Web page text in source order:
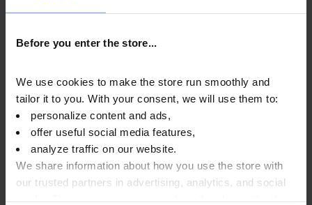
Before you enter the store...
We use cookies to make the store run smoothly and
tailor it to you. With your consent, we will use them to:
personalize content and ads,
offer useful social media features,
analyze traffic on our website.
We share information about how you use the store with
our trusted partners in advertising, analytics, and social
Untersuchungen in einem unabhängigen akkreditierten
Labor, um höchste Qualität zu gewährleisten und
aufrechtzuerhalten.